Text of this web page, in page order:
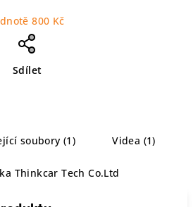
800 Kč
Sdílet
soubory (1) Videa (1)
Thinkcar Tech Co.Ltd